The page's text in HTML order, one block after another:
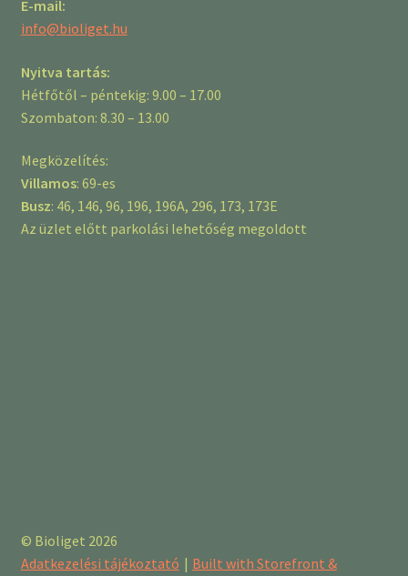
E-mail:
info@bioliget.hu
Nyitva tartás:
Hétfőtől – péntekig: 9.00 – 17.00
Szombaton: 8.30 – 13.00
Megközelítés:
Villamos: 69-es
Busz: 46, 146, 96, 196, 196A, 296, 173, 173E
Az üzlet előtt parkolási lehetőség megoldott
© Bioliget 2026
Adatkezelési tájékoztató
Built with Storefront &